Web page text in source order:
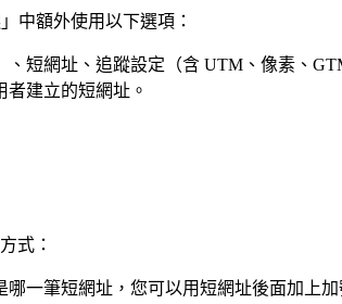
中額外使用以下選項：
、短網址、追蹤設定（含 UTM、像素、
者建立的短網址。
式：
哪一筆短網址，您可以用短網址後面加上